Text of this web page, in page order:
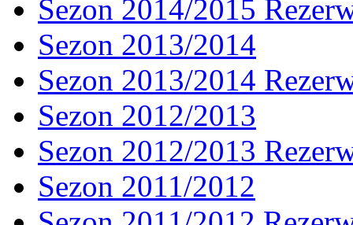
Sezon 2014/2015
Sezon 2013/2014
Sezon 2013/2014
Sezon 2012/2013
Sezon 2012/2013
Sezon 2011/2012